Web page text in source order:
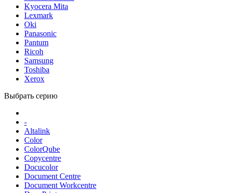
Kyocera Mita
Lexmark
Oki
Panasonic
Pantum
Ricoh
Samsung
Toshiba
Xerox
Выбрать серию
-
Altalink
Color
ColorQube
Copycentre
Docucolor
Document Centre
Document Workcentre